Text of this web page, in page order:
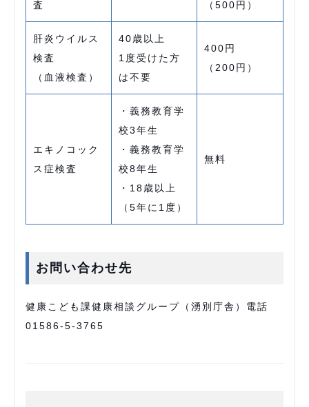
査
（500円）
肝炎ウイルス
検査
（血液検査）
40歳以上
1度受けた方
は不要
400円
（200円）
エキノコック
ス症検査
・義務教育学
校3年生
・義務教育学
校8年生
・18歳以上
（5年に1度）
無料
お問い合わせ先
健康こども課健康相談グループ（湧別庁舎）電話
01586-5-3765